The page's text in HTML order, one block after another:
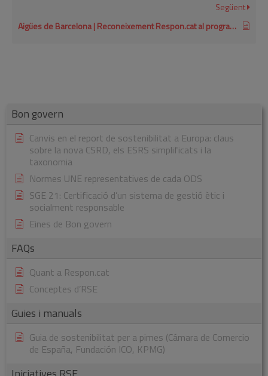
Bon govern
Canvis en el report de sostenibilitat a Europa: claus
sobre la nova CSRD, els ESRS simplificats i la
taxonomia
Normes UNE representatives de cada ODS
SGE 21: Certificació d’un sistema de gestió ètic i
socialment responsable
Eines de Bon govern
FAQs
Quant a Respon.cat
Conceptes d’RSE
Guies i manuals
Guia de sostenibilitat per a pimes (Cámara de Comercio
de España, Fundación ICO, KPMG)
Següent
Aigües de Barcelona | Reconeixement Respon.cat al programa empresarial de voluntariat 2021